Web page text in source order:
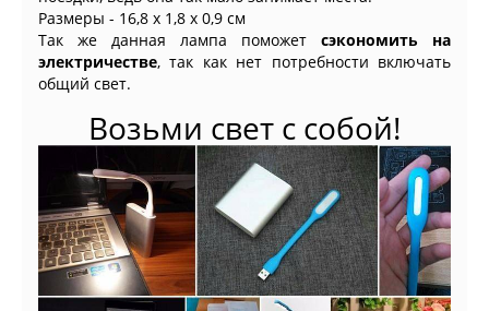
Размеры - 16,8 x 1,8 x 0,9 см
Так же данная лампа поможет сэкономить на
электричестве, так как нет потребности включать
общий свет.
Возьми свет с собой!